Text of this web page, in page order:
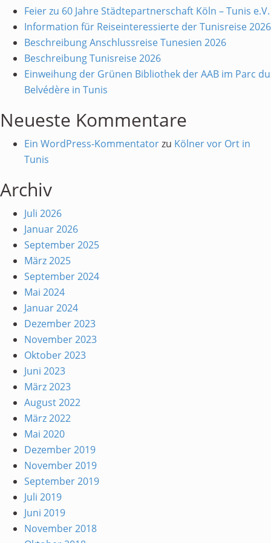
Feier zu 60 Jahre Städtepartnerschaft Köln – Tunis e.V.
Information für Reiseinteressierte der Tunisreise 2026
Beschreibung Anschlussreise Tunesien 2026
Beschreibung Tunisreise 2026
Einweihung der Grünen Bibliothek der AAB im Parc du
Belvédère in Tunis
Neueste Kommentare
Ein WordPress-Kommentatorzu Kölner vor Ort in
Tunis
Archiv
Juli 2026
Januar 2026
September 2025
März 2025
September 2024
Mai 2024
Januar 2024
Dezember 2023
November 2023
Oktober 2023
Juni 2023
März 2023
August 2022
März 2022
Mai 2020
Dezember 2019
November 2019
September 2019
Juli 2019
Juni 2019
November 2018